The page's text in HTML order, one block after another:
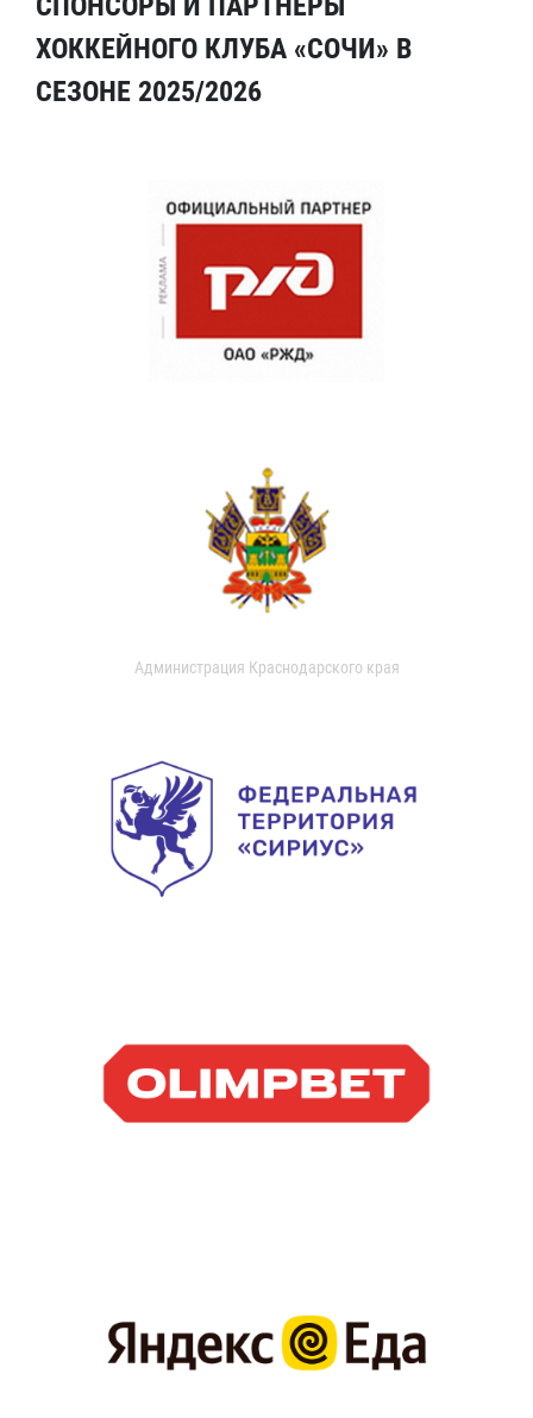
ХОККЕЙНОГО КЛУБА «СОЧИ» В
СЕЗОНЕ 2025/2026
Администрация Краснодарского края